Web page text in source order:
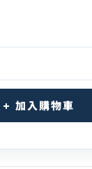
加入購物車